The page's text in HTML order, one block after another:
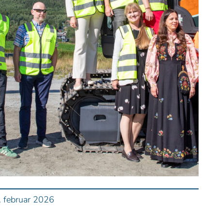
februar 2026